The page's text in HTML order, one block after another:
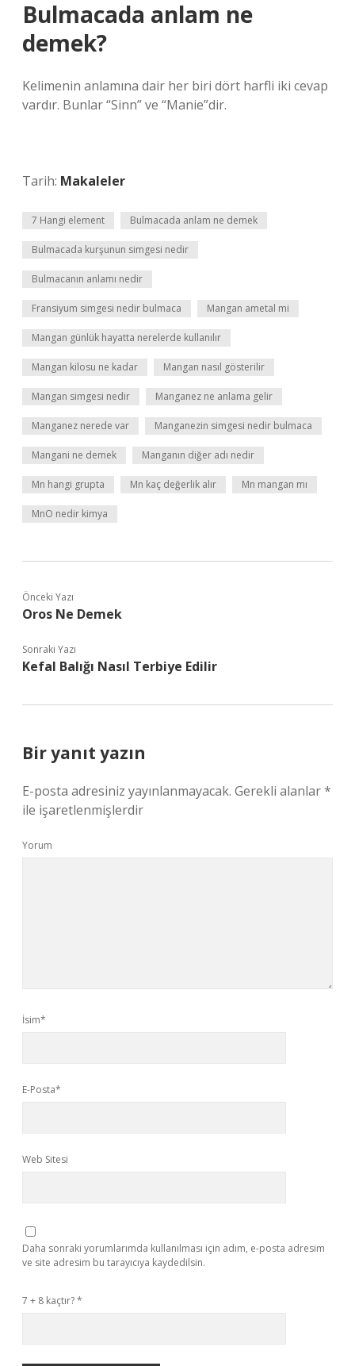
Bulmacada anlam ne
demek?
Kelimenin anlamına dair her biri dört harfli iki cevap
vardır. Bunlar “Sinn” ve “Manie”dir.
Tarih: Makaleler
7 Hangi element Bulmacada anlam ne demek
Bulmacada kurşunun simgesi nedir
Bulmacanın anlamı nedir
Fransiyum simgesi nedir bulmaca Mangan ametal mi
Mangan günlük hayatta nerelerde kullanılır
Mangan kilosu ne kadar Mangan nasıl gösterilir
Mangan simgesi nedir Manganez ne anlama gelir
Manganez nerede var Manganezin simgesi nedir bulmaca
Mangani ne demek Manganın diğer adı nedir
Mn hangi grupta Mn kaç değerlik alır Mn mangan mı
MnO nedir kimya
Önceki Yazı
Oros Ne Demek
Sonraki Yazı
Kefal Balığı Nasıl Terbiye Edilir
Bir yanıt yazın
E-posta adresiniz yayınlanmayacak. Gerekli alanlar*
ile işaretlenmişlerdir
Yorum
İsim*
E-Posta*
Web Sitesi
Daha sonraki yorumlarımda kullanılması için adım, e-posta adresim
ve site adresim bu tarayıcıya kaydedilsin.
7 + 8 kaçtır?*